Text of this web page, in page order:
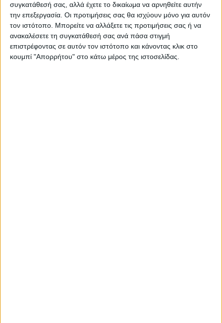
συγκατάθεσή σας, αλλά έχετε το δικαίωμα να αρνηθείτε αυτήν
την επεξεργασία. Οι προτιμήσεις σας θα ισχύουν μόνο για αυτόν
τον ιστότοπο. Μπορείτε να αλλάξετε τις προτιμήσεις σας ή να
ανακαλέσετε τη συγκατάθεσή σας ανά πάσα στιγμή
επιστρέφοντας σε αυτόν τον ιστότοπο και κάνοντας κλικ στο
κουμπί "Απορρήτου" στο κάτω μέρος της ιστοσελίδας.
Το ματς αναμένεται με τεράστια προσμονή
από τους φιλάθλους με τους οργανωμένους
να απευθύνουν κάλεσμα για μαζική
παρουσία στο Στάδιο.